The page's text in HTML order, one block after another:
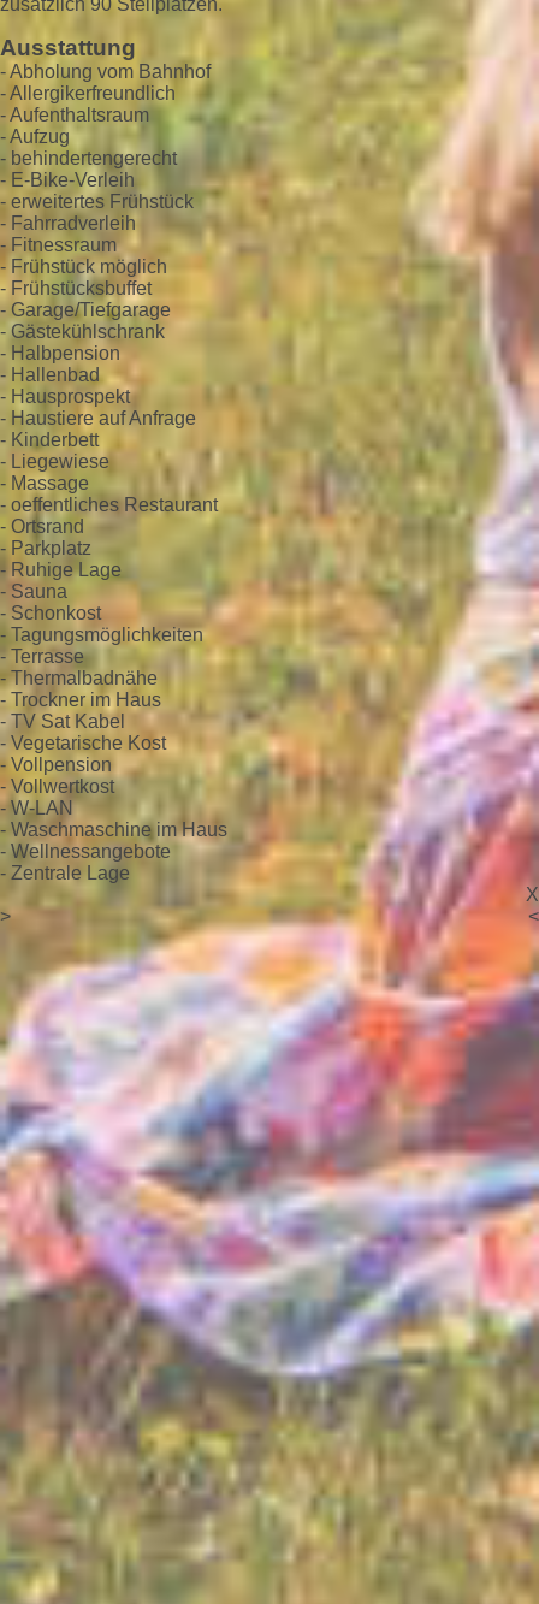
zusätzlich 90 Stellplätzen.
Ausstattung
- Abholung vom Bahnhof
- Allergikerfreundlich
- Aufenthaltsraum
- Aufzug
- behindertengerecht
- E-Bike-Verleih
- erweitertes Frühstück
- Fahrradverleih
- Fitnessraum
- Frühstück möglich
- Frühstücksbuffet
- Garage/Tiefgarage
- Gästekühlschrank
- Halbpension
- Hallenbad
- Hausprospekt
- Haustiere auf Anfrage
- Kinderbett
- Liegewiese
- Massage
- oeffentliches Restaurant
- Ortsrand
- Parkplatz
- Ruhige Lage
- Sauna
- Schonkost
- Tagungsmöglichkeiten
- Terrasse
- Thermalbadnähe
- Trockner im Haus
- TV Sat Kabel
- Vegetarische Kost
- Vollpension
- Vollwertkost
- W-LAN
- Waschmaschine im Haus
- Wellnessangebote
- Zentrale Lage
X
<
>